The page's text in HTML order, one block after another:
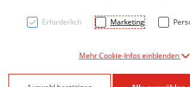
Erforderlich Marketing
Mehr Cookie-Infos einblenden